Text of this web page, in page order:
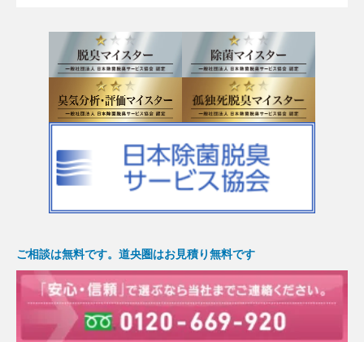
ご相談は無料です。道央圏はお見積り無料です